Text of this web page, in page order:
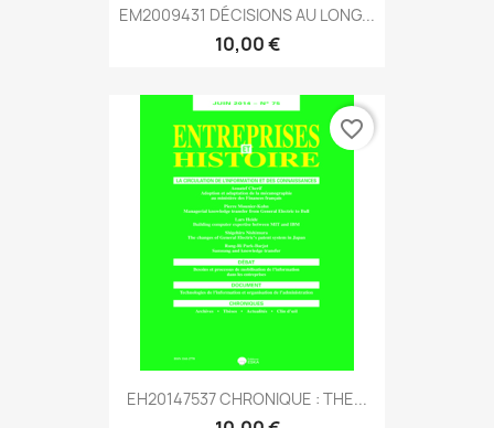
EM2009431 DÉCISIONS AU LONG...
10,00 €
EH20147537 CHRONIQUE : THE...
favorite_border